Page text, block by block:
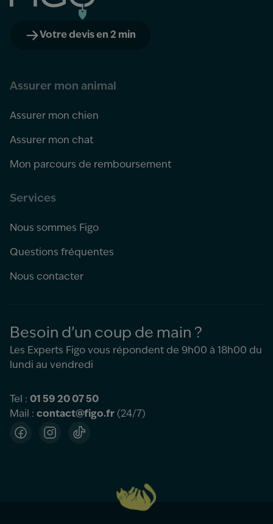
Votre devis en 2 min
Assurer mon animal
Assurer mon chien
Assurer mon chat
Mon parcours de remboursement
Services
Nous sommes Figo
Questions fréquentes
Nous contacter
Besoin d’un coup de main ?
Les Experts Figo vous répondent de 9h00 à 18h00 du
lundi au vendredi
Tel : 01 59 20 07 50
Mail : contact@figo.fr (24/7)
FacebookInstagramTikTok